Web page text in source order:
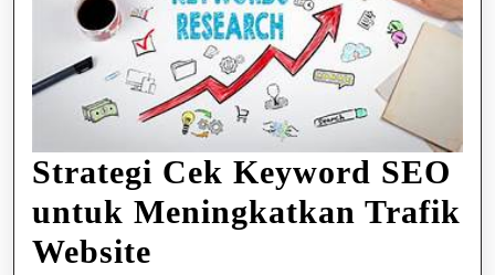
Strategi Cek Keyword SEO
untuk Meningkatkan Trafik
Website